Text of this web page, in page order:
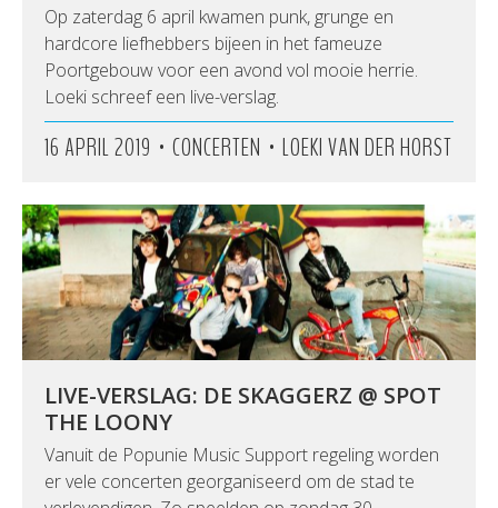
Op zaterdag 6 april kwamen punk, grunge en
hardcore liefhebbers bijeen in het fameuze
Poortgebouw voor een avond vol mooie herrie.
Loeki schreef een live-verslag.
16 APRIL 2019 • CONCERTEN • LOEKI VAN DER HORST
LIVE-VERSLAG: DE SKAGGERZ @ SPOT
THE LOONY
Vanuit de Popunie Music Support regeling worden
er vele concerten georganiseerd om de stad te